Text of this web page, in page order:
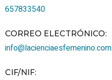
657833540
CORREO ELECTRÓNICO:
info@lacienciaesfemenino.com
CIF/NIF: